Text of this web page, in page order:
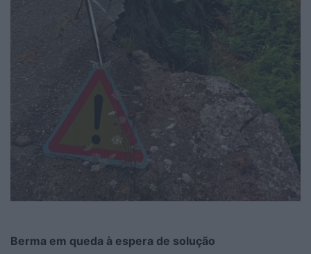
Berma em queda à espera de solução